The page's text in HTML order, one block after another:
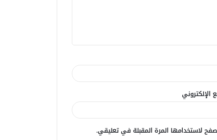
الإلكتروني
لاستخدامها المرة المقبلة في تعليقي.